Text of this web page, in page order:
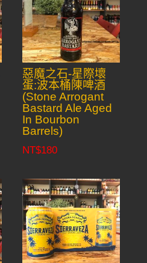
惡魔之石-星際壞
蛋:波本桶陳啤酒
(Stone Arrogant
Bastard Ale Aged
In Bourbon
Barrels)
NT$180